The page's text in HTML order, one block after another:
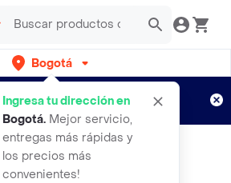
Bogotá
Ingresa tu dirección en
Bogotá. Mejor servicio,
entregas más rápidas y
los precios más
convenientes!
gratis por semanas
Aplican TyC